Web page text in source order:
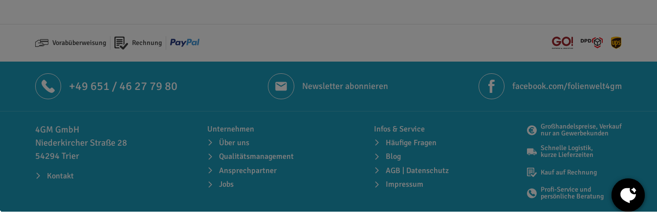
Jetzt Mactac MACal 798-01 BF frosted Glasdekorfolien in 7 Farben online bei folienwelt.de bestellen!
Sichern Sie sich jetzt die Glasdekorfolien der Mactac MACal 798-01 BF frosted Serie zu dauerhaft günstigen Preisen in unserem Onlineshop. Wir liefern
als Meterware und in kompletten Rollen passend zu Ihren aktuellen Bedarf. Geeignete Application Tapes sind ebenfalls bei uns erhältlich.
Vorabüberweisung Rechnung
+49 651 / 46 27 79 80 Newsletter abonnieren facebook.com/folienwelt4gm
4GM GmbH
Niederkircher Straße 28
54294 Trier
Kontakt
Unternehmen
Über uns
Qualitätsmanagement
Ansprechpartner
Jobs
Infos & Service
Häufige Fragen
Blog
AGB | Datenschutz
Impressum
Großhandelspreise, Verkauf
nur an Gewerbekunden
Schnelle Logistik,
kurze Lieferzeiten
Kauf auf Rechnung
Profi-Service und
persönliche Beratung